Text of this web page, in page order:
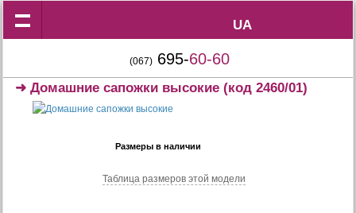
UA
UA
(067) 695-60-60
➜Домашние сапожки высокие (код 2460/01)
Размеры в наличии
Таблица размеров этой модели